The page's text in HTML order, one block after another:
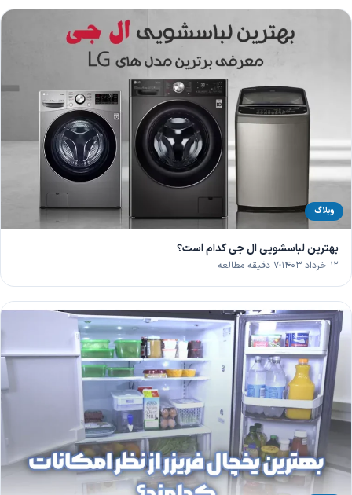
وبلاگ
بهترین لباسشویی ال جی کدام است؟
۱۲ خرداد ۱۴۰۳ ۷ دقیقه مطالعه